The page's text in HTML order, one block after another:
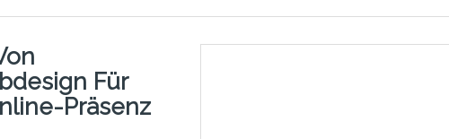
Für
Präsenz